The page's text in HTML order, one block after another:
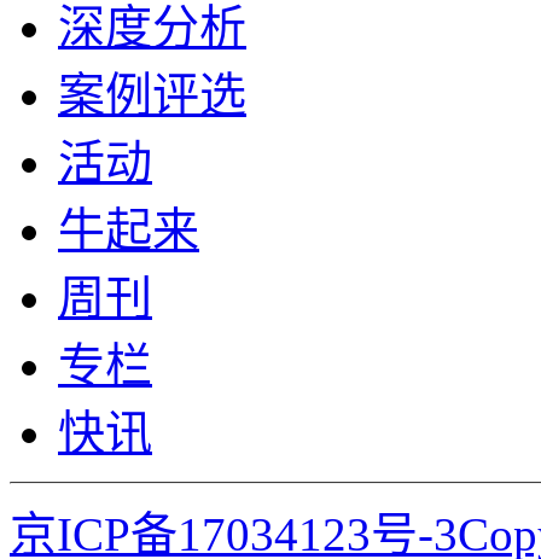
深度分析
案例评选
活动
牛起来
周刊
专栏
快讯
京ICP备17034123号-